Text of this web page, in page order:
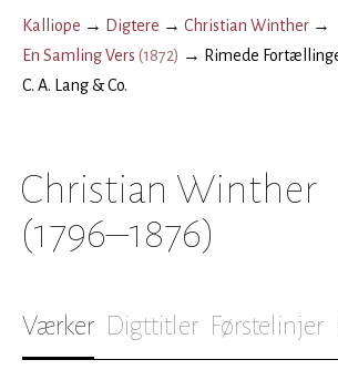
Kalliope → Digtere → Christian Winther →
En Samling Vers (1872) → Rimede
C. A. Lang & Co.
Christian Winther
(1796–1876)
Værker Digttitler Førstelinjer